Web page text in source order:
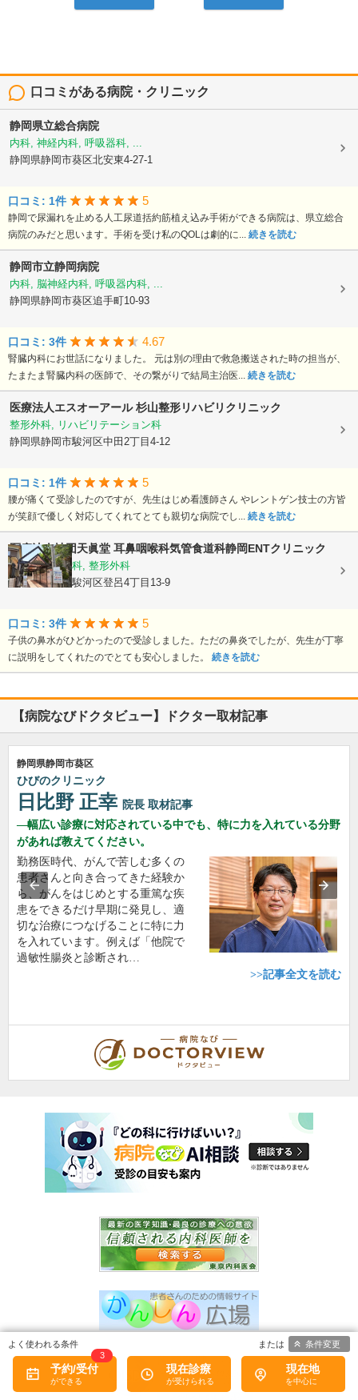
口コミがある病院・クリニック
静岡県立総合病院
内科, 神経内科, 呼吸器科, ...
静岡県静岡市葵区北安東4-27-1
口コミ: 1件 5
静岡で尿漏れを止める人工尿道括約筋植え込み手術ができる病院は、県立総合
病院のみだと思います。手術を受け私のQOLは劇的に... 続きを読む
静岡市立静岡病院
内科, 脳神経内科, 呼吸器内科, ...
静岡県静岡市葵区追手町10-93
口コミ: 3件 4.67
腎臓内科にお世話になりました。 元は別の理由で救急搬送された時の担当が、
たまたま腎臓内科の医師で、その繋がりで結局主治医... 続きを読む
医療法人エスオーアール杉山整形リハビリクリニック
整形外科, リハビリテーション科
静岡県静岡市駿河区中田2丁目4-12
口コミ: 1件 5
腰が痛くて受診したのですが、先生はじめ看護師さん やレントゲン技士の方皆
が笑顔で優しく対応してくれてとても親切な病院でし... 続きを読む
医療法人社団天眞堂 耳鼻咽喉科気管食道科静岡ENTクリニック
耳鼻いんこう科, 整形外科
静岡県静岡市駿河区登呂4丁目13-9
口コミ: 3件 5
子供の鼻水がひどかったので受診しました。ただの鼻炎でしたが、先生が丁寧
に説明をしてくれたのでとても安心しました。 続きを読む
【病院なびドクタビュー】ドクター取材記事
静岡県静岡市葵区
ひびのクリニック
日比野 正幸 院長 取材記事
幅広い診療に対応されている中でも、特に力を入れている分野
があれば教えてください。
勤務医時代、がんで苦しむ多くの
患者さんと向き合ってきた経験か
ら、がんをはじめとする重篤な疾
患をできるだけ早期に発見し、適
切な治療につなげることに特に力
を入れています。例えば「他院で
過敏性腸炎と診断され…
>>記事全文を読む
予約/受付
3
現在診療 現在地
条件変更